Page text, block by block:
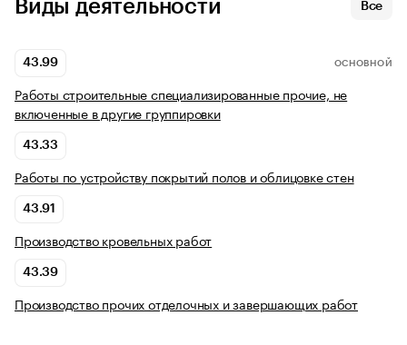
Виды деятельности Все
43.99 ОСНОВНОЙ
Работы строительные специализированные прочие, не
включенные в другие группировки
43.33
Работы по устройству покрытий полов и облицовке стен
43.91
Производство кровельных работ
43.39
Производство прочих отделочных и завершающих работ